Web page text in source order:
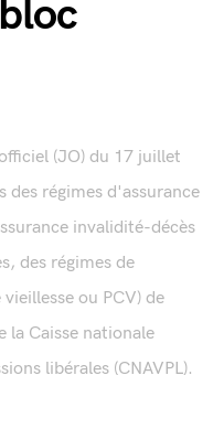
(JO) du 17 juillet
des régimes d'assurance
invalidité-décès
des régimes de
ou PCV) de
la Caisse nationale
libérales (CNAVPL).